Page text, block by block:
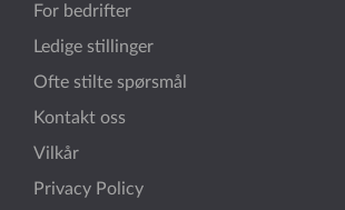
For bedrifter
Ledige stillinger
Ofte stilte spørsmål
Kontakt oss
Vilkår
Privacy Policy